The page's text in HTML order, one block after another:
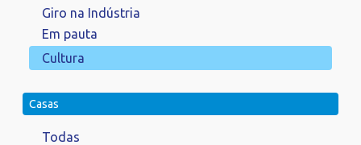
Giro na Indústria
Em pauta
Cultura
Casas
Todas